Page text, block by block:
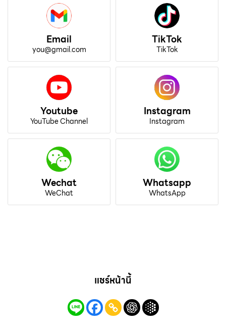
Email
you@gmail.com
TikTok
TikTok
Youtube
YouTube Channel
Instagram
Instagram
Wechat
WeChat
Whatsapp
WhatsApp
แชร์หน้านี้